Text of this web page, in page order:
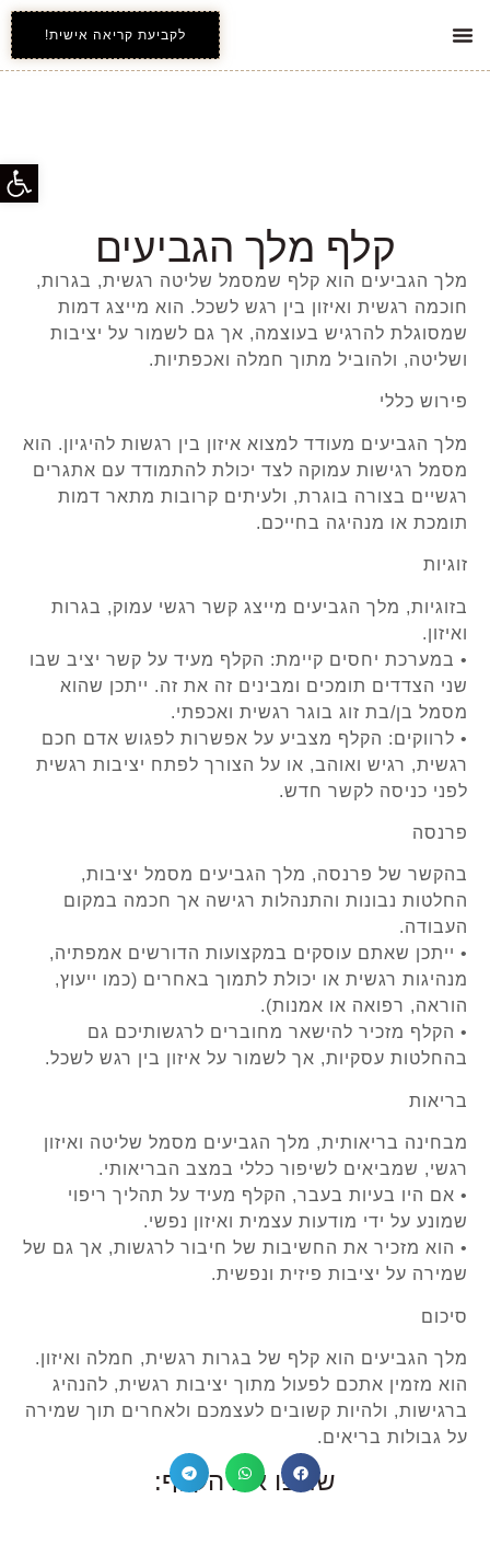
פתח
לקביעת קריאה אישית!
קלף מלך הגביעים
מלך הגביעים הוא קלף שמסמל שליטה רגשית, בגרות,
חוכמה רגשית ואיזון בין רגש לשכל. הוא מייצג דמות
שמסוגלת להרגיש בעוצמה, אך גם לשמור על יציבות
ושליטה, ולהוביל מתוך חמלה ואכפתיות.
פירוש כללי
מלך הגביעים מעודד למצוא איזון בין רגשות להיגיון. הוא
מסמל רגישות עמוקה לצד יכולת להתמודד עם אתגרים
רגשיים בצורה בוגרת, ולעיתים קרובות מתאר דמות
תומכת או מנהיגה בחייכם.
זוגיות
בזוגיות, מלך הגביעים מייצג קשר רגשי עמוק, בגרות
ואיזון.
• במערכת יחסים קיימת: הקלף מעיד על קשר יציב שבו
שני הצדדים תומכים ומבינים זה את זה. ייתכן שהוא
מסמל בן/בת זוג בוגר רגשית ואכפתי.
• לרווקים: הקלף מצביע על אפשרות לפגוש אדם חכם
רגשית, רגיש ואוהב, או על הצורך לפתח יציבות רגשית
לפני כניסה לקשר חדש.
פרנסה
בהקשר של פרנסה, מלך הגביעים מסמל יציבות,
החלטות נבונות והתנהלות רגישה אך חכמה במקום
העבודה.
• ייתכן שאתם עוסקים במקצועות הדורשים אמפתיה,
מנהיגות רגשית או יכולת לתמוך באחרים (כמו ייעוץ,
הוראה, רפואה או אמנות).
• הקלף מזכיר להישאר מחוברים לרגשותיכם גם
בהחלטות עסקיות, אך לשמור על איזון בין רגש לשכל.
בריאות
מבחינה בריאותית, מלך הגביעים מסמל שליטה ואיזון
רגשי, שמביאים לשיפור כללי במצב הבריאותי.
• אם היו בעיות בעבר, הקלף מעיד על תהליך ריפוי
שמונע על ידי מודעות עצמית ואיזון נפשי.
• הוא מזכיר את החשיבות של חיבור לרגשות, אך גם של
שמירה על יציבות פיזית ונפשית.
סיכום
מלך הגביעים הוא קלף של בגרות רגשית, חמלה ואיזון.
הוא מזמין אתכם לפעול מתוך יציבות רגשית, להנהיג
ברגישות, ולהיות קשובים לעצמכם ולאחרים תוך שמירה
על גבולות בריאים.
שתפו את הקלף: